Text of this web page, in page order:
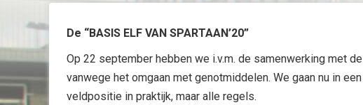
De “BASIS ELF VAN SPARTAAN’20”
Op 22 september hebben we i.v.m. de samenwerking met
vanwege het omgaan met genotmiddelen. We gaan nu in
veldpositie in praktijk, maar alle regels.